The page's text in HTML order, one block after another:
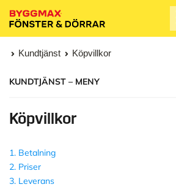
Kundtjänst Köpvillkor
KUNDTJÄNST
Köpvillkor
1. Betalning
2. Priser
3. Leverans